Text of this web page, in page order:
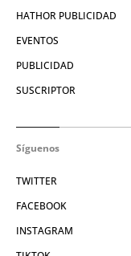
HATHOR PUBLICIDAD
EVENTOS
PUBLICIDAD
SUSCRIPTOR
Síguenos
TWITTER
FACEBOOK
INSTAGRAM